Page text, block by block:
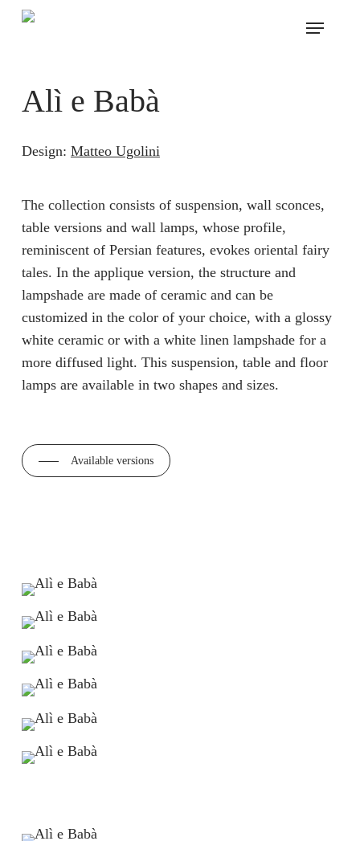
Skip
Menu
Alì e Babà
Design: Matteo Ugolini
The collection consists of suspension, wall sconces,
table versions and wall lamps, whose profile,
reminiscent of Persian features, evokes oriental fairy
tales. In the applique version, the structure and
lampshade are made of ceramic and can be
customized in the color of your choice, with a glossy
white ceramic or with a white linen lampshade for a
more diffused light. This suspension, table and floor
lamps are available in two shapes and sizes.
Available versions